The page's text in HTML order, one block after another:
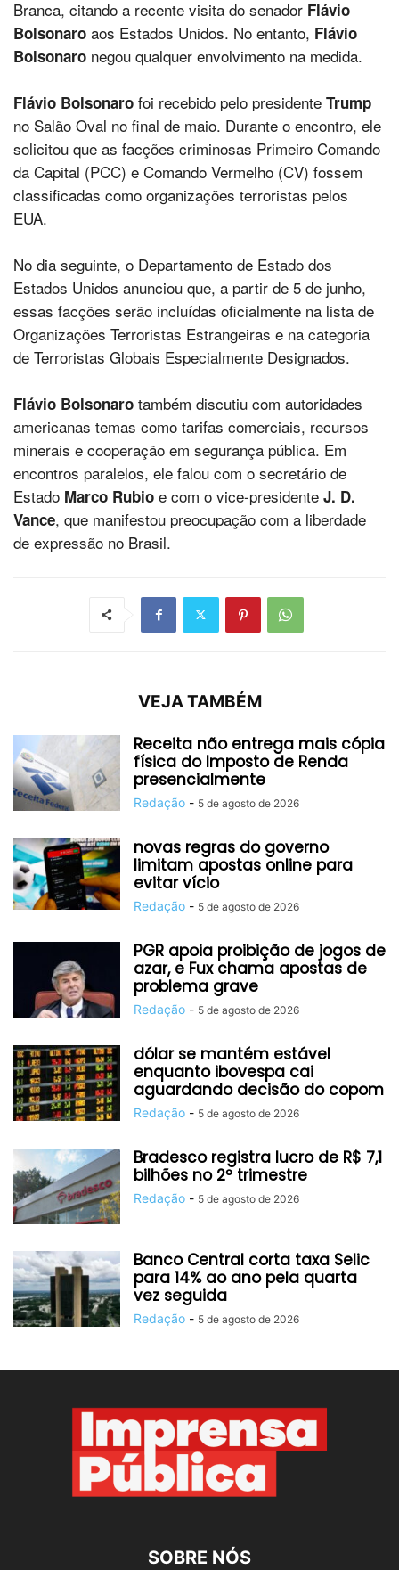
Branca, citando a recente visita do senador Flávio
Bolsonaro aos Estados Unidos. No entanto, Flávio
Bolsonaro negou qualquer envolvimento na medida.
Flávio Bolsonaro foi recebido pelo presidente Trump
no Salão Oval no final de maio. Durante o encontro, ele
solicitou que as facções criminosas Primeiro Comando
da Capital (PCC) e Comando Vermelho (CV) fossem
classificadas como organizações terroristas pelos
EUA.
No dia seguinte, o Departamento de Estado dos
Estados Unidos anunciou que, a partir de 5 de junho,
essas facções serão incluídas oficialmente na lista de
Organizações Terroristas Estrangeiras e na categoria
de Terroristas Globais Especialmente Designados.
Flávio Bolsonaro também discutiu com autoridades
americanas temas como tarifas comerciais, recursos
minerais e cooperação em segurança pública. Em
encontros paralelos, ele falou com o secretário de
Estado Marco Rubio e com o vice-presidente J. D.
Vance, que manifestou preocupação com a liberdade
de expressão no Brasil.
VEJA TAMBÉM
Receita não entrega mais cópia
física do Imposto de Renda
presencialmente
Redação - 5 de agosto de 2026
novas regras do governo
limitam apostas online para
evitar vício
Redação - 5 de agosto de 2026
PGR apoia proibição de jogos de
azar, e Fux chama apostas de
problema grave
Redação - 5 de agosto de 2026
dólar se mantém estável
enquanto ibovespa cai
aguardando decisão do copom
Redação - 5 de agosto de 2026
Bradesco registra lucro de R$ 7,1
bilhões no 2º trimestre
Redação - 5 de agosto de 2026
Banco Central corta taxa Selic
para 14% ao ano pela quarta
vez seguida
Redação - 5 de agosto de 2026
SOBRE NÓS